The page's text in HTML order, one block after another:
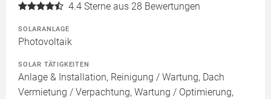
4.4 Sterne aus 28 Bewertungen
SOLARANLAGE
Photovoltaik
SOLAR TÄTIGKEITEN
Anlage & Installation, Reinigung / Wartung, Dach
Vermietung / Verpachtung, Wartung / Optimierung,